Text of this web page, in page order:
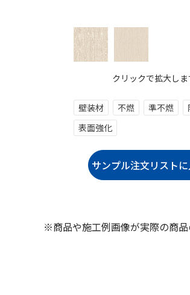
クリックで拡大しま
壁装材 不燃 準不燃
表面強化
※商品や施工例画像が実際の商